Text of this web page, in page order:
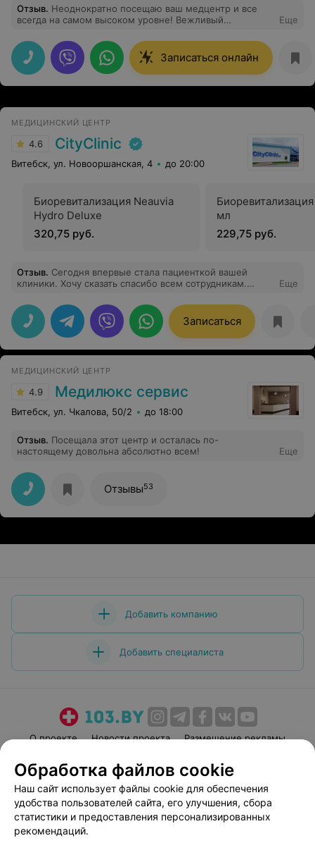
Отзыв. Неоднократно посещаю ваш медцентр и все
всегда на самом высоком уровне! Вежливый
аккуратно. Хочу поблагодарить крутого специалиста
Усандру Артура Аркадьевича за его профессионализм,
всегда подробно все объясняет и подробно отвечает
на мои вопросы. Рекомендую!
Еще
Записаться онлайн
МЕДИЦИНСКИЙ ЦЕНТР
4.6 CityClinic
Витебск, ул. Новооршанская, 4 до 20:00
Биоревитализация Neauvia
Hydro Deluxe
320,75 руб.
мл
229,75 руб.
Отзыв. Сегодня впервые стала пациенткой вашей
клиники. Хочу сказать спасибо всем сотрудникам.
признательность хочу выразить врачу Захаровой
Наталье Александровне за её профессионализм и
внимательное отношение к пациентам! Обязательно
буду советовать вашу клинику своим близким, друзьям
и знакомым. Спасибо вам за вашу работу!
Еще
Записаться
МЕДИЦИНСКИЙ ЦЕНТР
4.9 Медилюкс сервис
Витебск, ул. Чкалова, 50/2 до 18:00
Отзыв. Посещала этот центр и осталась по-
настоящему довольна абсолютно всем!
Еще
Отзывы53
Добавить компанию
Добавить специалиста
О проекте Новости проекта
Размещение рекламы
Пользовательское соглашение
Способы оплаты
Вакансии
Партнеры
Написать руководителю 103.by
Обработка файлов cookie
Наш сайт использует файлы cookie для обеспечения
удобства пользователей сайта, его улучшения, сбора
статистики и предоставления персонализированных
рекомендаций.